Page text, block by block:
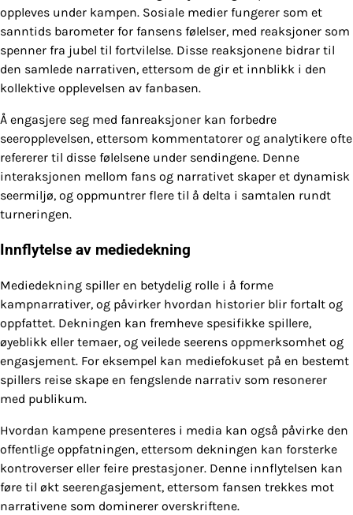
oppleves under kampen. Sosiale medier fungerer som et
sanntids barometer for fansens følelser, med reaksjoner som
spenner fra jubel til fortvilelse. Disse reaksjonene bidrar til
den samlede narrativen, ettersom de gir et innblikk i den
kollektive opplevelsen av fanbasen.
Å engasjere seg med fanreaksjoner kan forbedre
seeropplevelsen, ettersom kommentatorer og analytikere ofte
refererer til disse følelsene under sendingene. Denne
interaksjonen mellom fans og narrativet skaper et dynamisk
seermiljø, og oppmuntrer flere til å delta i samtalen rundt
turneringen.
Innflytelse av mediedekning
Mediedekning spiller en betydelig rolle i å forme
kampnarrativer, og påvirker hvordan historier blir fortalt og
oppfattet. Dekningen kan fremheve spesifikke spillere,
øyeblikk eller temaer, og veilede seerens oppmerksomhet og
engasjement. For eksempel kan mediefokuset på en bestemt
spillers reise skape en fengslende narrativ som resonerer
med publikum.
Hvordan kampene presenteres i media kan også påvirke den
offentlige oppfatningen, ettersom dekningen kan forsterke
kontroverser eller feire prestasjoner. Denne innflytelsen kan
føre til økt seerengasjement, ettersom fansen trekkes mot
narrativene som dominerer overskriftene.